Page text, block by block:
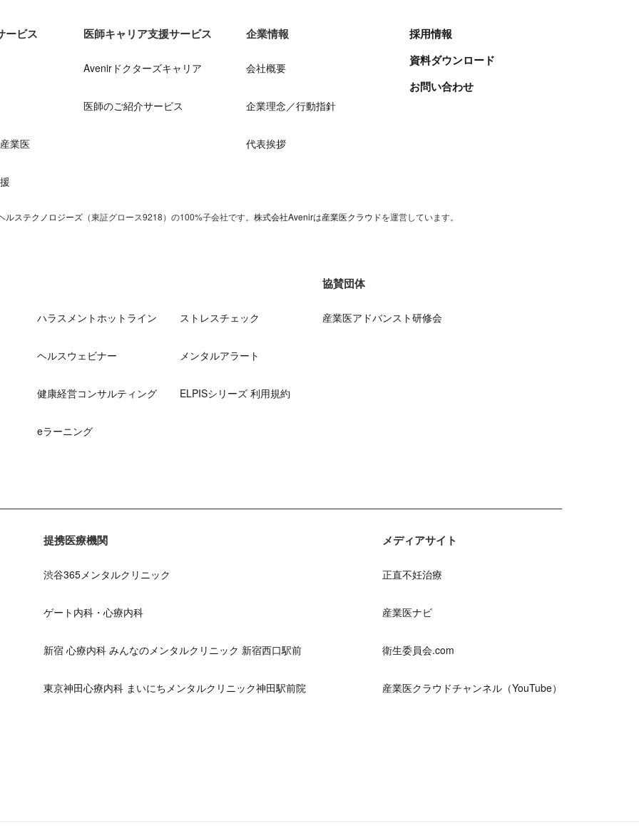
ービス
業医
医師キャリア支援サービス
Avenirドクターズキャリア
医師のご紹介サービス
企業情報
会社概要
企業理念／行動指針
代表挨拶
採用情報
資料ダウンロード
お問い合わせ
ルステクノロジーズ （東証グロース9218）の100%子会社です。 株式会社Avenirは産業医クラウドを運営しています。
ハラスメントホットライン
ヘルスウェビナー
健康経営コンサルティング
eラーニング
ストレスチェック
メンタルアラート
ELPISシリーズ 利用規約
協賛団体
産業医アドバンスト研修会
提携医療機関
渋谷365メンタルクリニック
ゲート内科・心療内科
新宿 心療内科 みんなのメンタルクリニック 新宿西口駅前
東京神田心療内科 まいにちメンタルクリニック神田駅前院
メディアサイト
正直不妊治療
産業医ナビ
衛生委員会.com
産業医クラウドチャンネル（YouTube）